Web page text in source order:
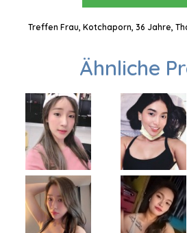
Treffen Frau, Kotchaporn, 36 Jahre,
Ähnliche